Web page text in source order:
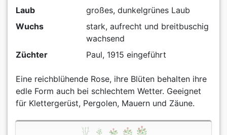
Laub
großes, dunkelgrünes Laub
Wuchs
stark, aufrecht und breitbuschig
wachsend
Züchter
Paul, 1915 eingeführt
Eine reichblühende Rose, ihre Blüten behalten ihre
edle Form auch bei schlechtem Wetter. Geeignet
für Klettergerüst, Pergolen, Mauern und Zäune.